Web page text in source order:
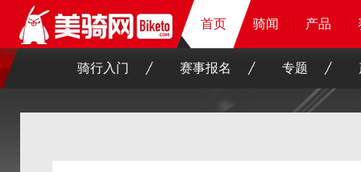
骑闻 产品
首页 骑闻 产品
首页 骑闻 产品
首页 骑闻 产品
骑行入门 赛事报名 专题